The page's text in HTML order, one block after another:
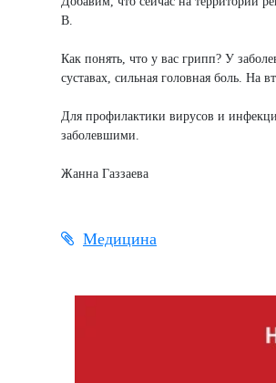
В.
Как понять, что у вас грипп? У
суставах, сильная головная боль. На
Для профилактики вирусов и
заболевшими.
Жанна Газзаева
Медицина